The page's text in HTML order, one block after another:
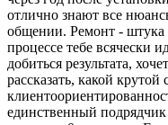
отлично знают все
общении. Ремонт - штука
процессе тебе всячески
добиться результата,
рассказать, какой крутой
единственный подрядчик